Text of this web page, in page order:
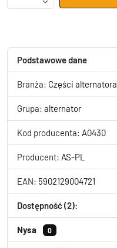
Podstawowe dane
Branża: Części alternatora
Grupa: alternator
Kod producenta: A0430
Producent: AS-PL
EAN: 5902129004721
Dostępność (2):
Nysa 0